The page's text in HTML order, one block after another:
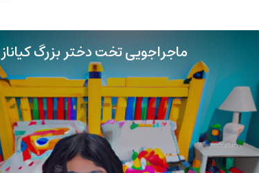
ماجراجویی تخت دختر بزرگ کیاناز